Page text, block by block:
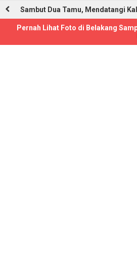
Sambut Dua Tamu, Mendatangi
Pernah Lihat Foto di Belakang